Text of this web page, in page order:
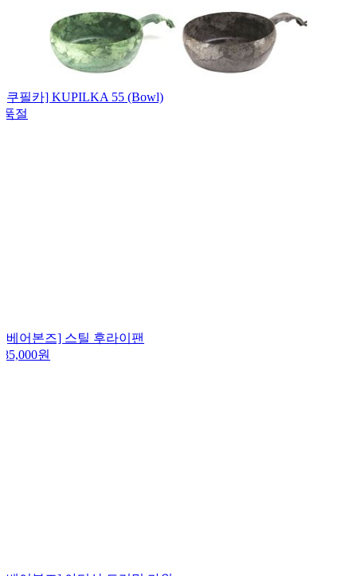
[쿠필카] KUPILKA 55 (Bowl)
품절
[베어본즈] 스틸 후라이팬
85,000원